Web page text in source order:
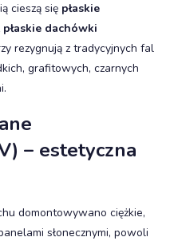
cieszą się płaskie
płaskie dachówki
rezygnują z tradycyjnych fal
grafitowych, czarnych
– estetyczna
domontowywano ciężkie,
słonecznymi, powoli